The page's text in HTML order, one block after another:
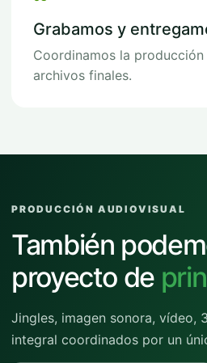
Grabamos y
Coordinamos la
archivos finales.
PRODUCCIÓN AUDIOVISUAL
También
proyecto de
Jingles, imagen sonora, vídeo,
integral coordinados por un